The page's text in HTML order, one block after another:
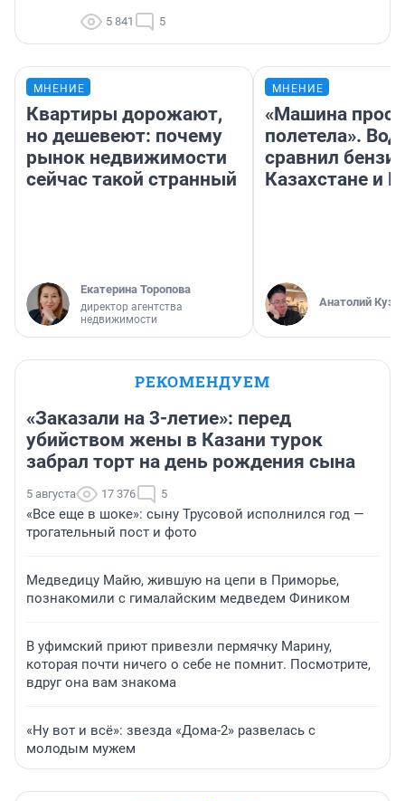
5 841 5
МНЕНИЕ
Квартиры дорожают,
но дешевеют: почему
рынок недвижимости
сейчас такой странный
Екатерина Торопова
директор агентства
недвижимости
МНЕНИЕ
«Машина
полетела».
сравнил
Казахстане и
Анатолий
РЕКОМЕНДУЕМ
«Заказали на 3-летие»: перед
убийством жены в Казани турок
забрал торт на день рождения сына
5 августа 17 376 5
«Все еще в шоке»: сыну Трусовой исполнился год —
трогательный пост и фото
Медведицу Майю, жившую на цепи в Приморье,
познакомили с гималайским медведем Фиником
В уфимский приют привезли пермячку Марину,
которая почти ничего о себе не помнит. Посмотрите,
вдруг она вам знакома
«Ну вот и всё»: звезда «Дома-2» развелась с
молодым мужем